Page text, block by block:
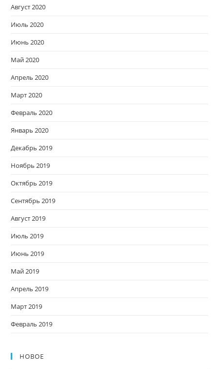
Август 2020
Июль 2020
Июнь 2020
Май 2020
Апрель 2020
Март 2020
Февраль 2020
Январь 2020
Декабрь 2019
Ноябрь 2019
Октябрь 2019
Сентябрь 2019
Август 2019
Июль 2019
Июнь 2019
Май 2019
Апрель 2019
Март 2019
Февраль 2019
НОВОЕ